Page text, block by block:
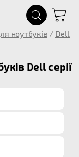
ноутбуків / Dell
Dell серії